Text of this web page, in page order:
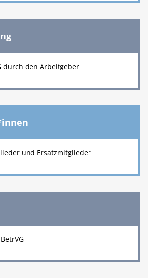
durch den Arbeitgeber
und Ersatzmitglieder